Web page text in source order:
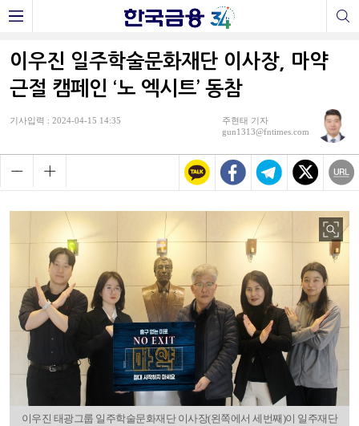
이우진 일주학술문화재단 이사장, 마약
근절 캠페인 ‘노 엑시트’ 동참
기사입력 : 2024-04-15 14:35
주현태 기자
gun1313@fntimes.com
이우진 태광그룹 일주학술문화재단 이사장(왼쪽에서 세번째)이 일주재단